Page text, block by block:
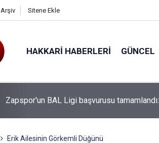
Arşiv Sitene Ekle
HAKKARI HABERLERI GÜNCEL
Çatı İzolasyonu Uygulamasında Sık
Erik Ailesinin Görkemli Düğünü